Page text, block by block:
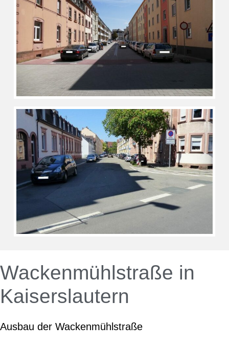
Wackenmühlstraße in
Kaiserslautern
Ausbau der Wackenmühlstraße